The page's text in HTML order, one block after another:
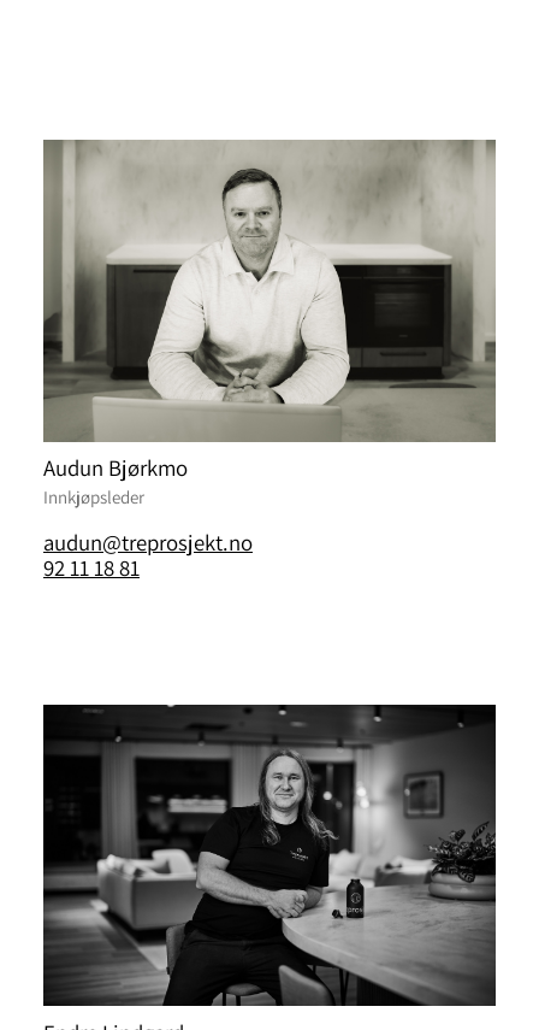
Audun Bjørkmo
Innkjøpsleder
audun@treprosjekt.no
92 11 18 81